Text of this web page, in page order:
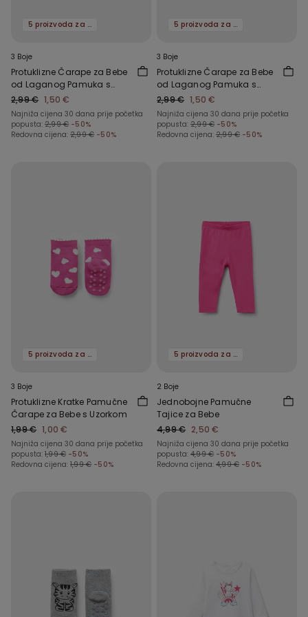
5 proizvoda za -70%
3 Boje
Protuklizne Čarape za Bebe
od Laganog Pamuka s
Uzorkom
2,99 € 1,50 €
Najniža cijena 30 dana prije početka
popusta: 2,99 € -50%
Redovna cijena: 2,99 € -50%
5 proizvoda za -70%
3 Boje
Protuklizne Čarape za Bebe
od Laganog Pamuka s
Uzorkom
2,99 € 1,50 €
Najniža cijena 30 dana prije početka
popusta: 2,99 € -50%
Redovna cijena: 2,99 € -50%
5 proizvoda za -70%
3 Boje
Protuklizne Kratke Pamučne
Čarape za Bebe s Uzorkom
1,99 € 1,00 €
Najniža cijena 30 dana prije početka
popusta: 1,99 € -50%
Redovna cijena: 1,99 € -50%
5 proizvoda za -70%
2 Boje
Jednobojne Pamučne
Tajice za Bebe
4,99 € 2,50 €
Najniža cijena 30 dana prije početka
popusta: 4,99 € -50%
Redovna cijena: 4,99 € -50%